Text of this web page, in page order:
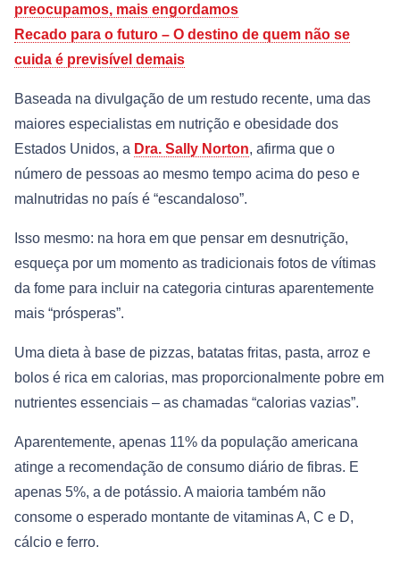
preocupamos, mais engordamos
Recado para o futuro – O destino de quem não se
cuida é previsível demais
Baseada na divulgação de um restudo recente, uma das
maiores especialistas em nutrição e obesidade dos
Estados Unidos, a Dra. Sally Norton, afirma que o
número de pessoas ao mesmo tempo acima do peso e
malnutridas no país é “escandaloso”.
Isso mesmo: na hora em que pensar em desnutrição,
esqueça por um momento as tradicionais fotos de vítimas
da fome para incluir na categoria cinturas aparentemente
mais “prósperas”.
Uma dieta à base de pizzas, batatas fritas, pasta, arroz e
bolos é rica em calorias, mas proporcionalmente pobre em
nutrientes essenciais – as chamadas “calorias vazias”.
Aparentemente, apenas 11% da população americana
atinge a recomendação de consumo diário de fibras. E
apenas 5%, a de potássio. A maioria também não
consome o esperado montante de vitaminas A, C e D,
cálcio e ferro.